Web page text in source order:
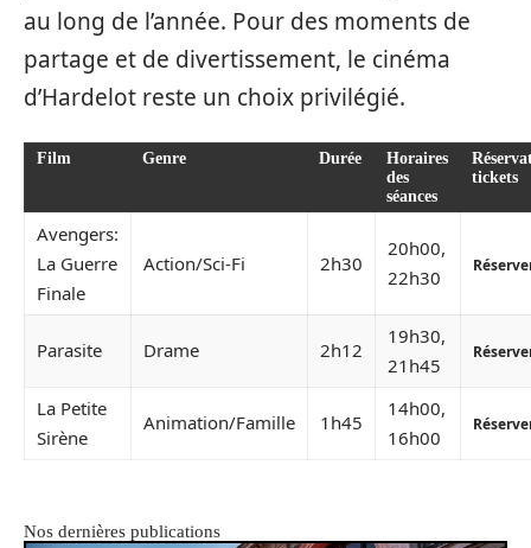
au long de l’année. Pour des moments de
partage et de divertissement, le cinéma
d’Hardelot reste un choix privilégié.
Film Genre Durée
Horaires
des
séances
tickets
Avengers:
La Guerre
Finale
Action/Sci-Fi 2h30
20h00,
22h30
Parasite Drame 2h12
19h30,
21h45
La Petite
Sirène
Animation/Famille 1h45
14h00,
16h00
Nos dernières publications